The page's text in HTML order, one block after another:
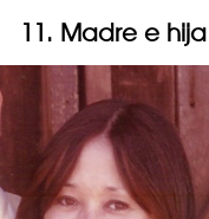
11. Madre e hija